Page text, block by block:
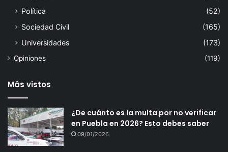
Política
(52)
Sociedad Civil
(165)
Universidades
(173)
Opiniones (119)
Más vistos
¿De cuánto es la multa por no verificar
en Puebla en 2026? Esto debes saber
09/01/2026